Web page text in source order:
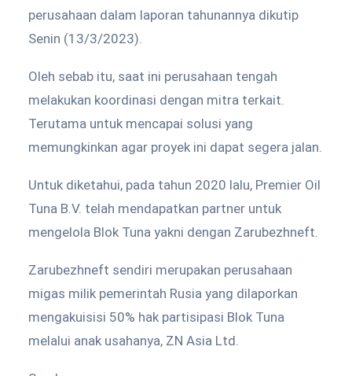
perusahaan dalam laporan tahunannya dikutip
Senin (13/3/2023).
Oleh sebab itu, saat ini perusahaan tengah
melakukan koordinasi dengan mitra terkait.
Terutama untuk mencapai solusi yang
memungkinkan agar proyek ini dapat segera jalan.
Untuk diketahui, pada tahun 2020 lalu, Premier Oil
Tuna B.V. telah mendapatkan partner untuk
mengelola Blok Tuna yakni dengan Zarubezhneft.
Zarubezhneft sendiri merupakan perusahaan
migas milik pemerintah Rusia yang dilaporkan
mengakuisisi 50% hak partisipasi Blok Tuna
melalui anak usahanya, ZN Asia Ltd.